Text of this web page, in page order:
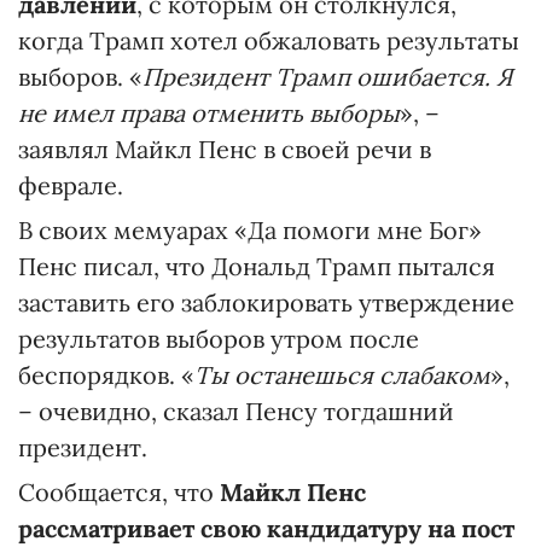
когда Трамп хотел обжаловать результаты
выборов. «Президент Трамп ошибается. Я
не имел права отменить выборы», –
заявлял Майкл Пенс в своей речи в
феврале.
В своих мемуарах «Да помоги мне Бог»
Пенс писал, что Дональд Трамп пытался
заставить его заблокировать утверждение
результатов выборов утром после
беспорядков. «Ты останешься слабаком»,
– очевидно, сказал Пенсу тогдашний
президент.
Сообщается, что Майкл Пенс
рассматривает свою кандидатуру на пост